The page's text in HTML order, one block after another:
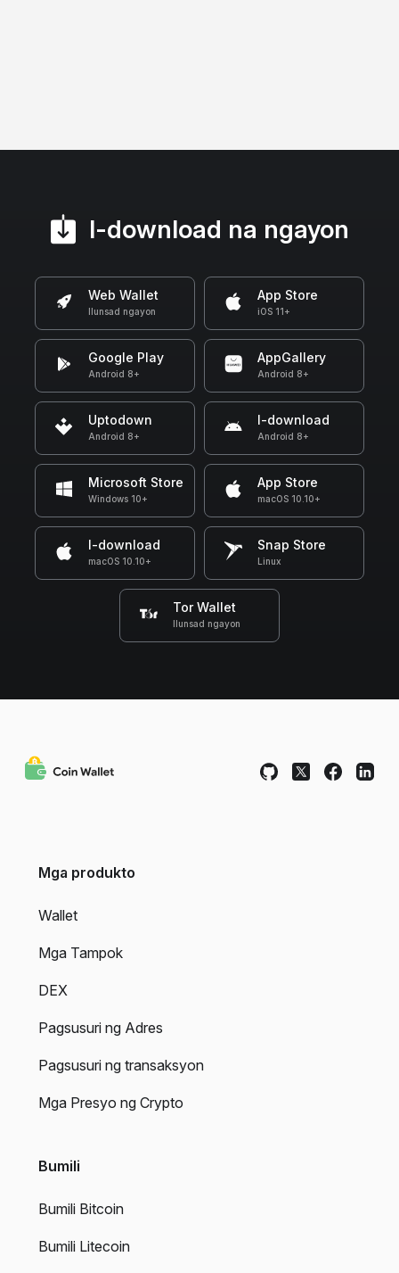
I-download na ngayon
Web Wallet
Ilunsad ngayon
App Store
iOS 11+
Google Play
Android 8+
AppGallery
Android 8+
Uptodown
Android 8+
I-download
Android 8+
Microsoft Store
Windows 10+
App Store
macOS 10.10+
I-download
macOS 10.10+
Snap Store
Linux
Tor Wallet
Ilunsad ngayon
Mga produkto
Wallet
Mga Tampok
DEX
Pagsusuri ng Adres
Pagsusuri ng transaksyon
Mga Presyo ng Crypto
Bumili
Bumili Bitcoin
Bumili Litecoin